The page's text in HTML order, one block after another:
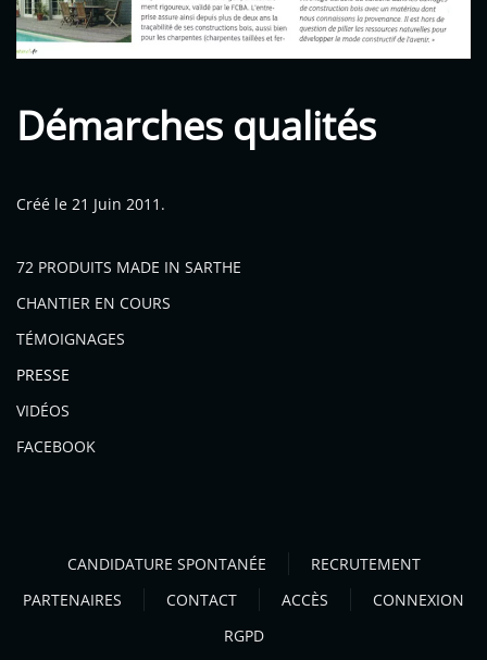
Démarches qualités
Créé le 21 Juin 2011 .
72 PRODUITS MADE IN SARTHE
CHANTIER EN COURS
TÉMOIGNAGES
PRESSE
VIDÉOS
FACEBOOK
CANDIDATURE SPONTANÉE
RECRUTEMENT
PARTENAIRES
CONTACT ACCÈS
CONNEXION
RGPD